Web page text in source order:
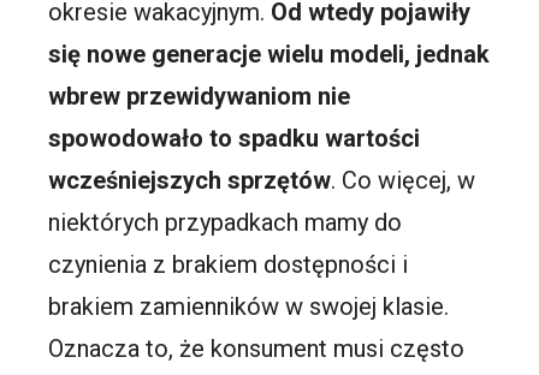
okresie wakacyjnym. Od wtedy pojawiły
się nowe generacje wielu modeli, jednak
wbrew przewidywaniom nie
spowodowało to spadku wartości
wcześniejszych sprzętów. Co więcej, w
niektórych przypadkach mamy do
czynienia z brakiem dostępności i
brakiem zamienników w swojej klasie.
Oznacza to, że konsument musi często